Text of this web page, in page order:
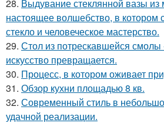
28. Выдувание стеклянной вазы
настоящее волшебство, в котором
стекло и человеческое мастерство.
29. Стол из потрескавшейся смолы
искусство превращается.
30. Процесс, в котором оживает
31. Обзор кухни площадью 8 кв.
32. Современный стиль в
удачной реализации.